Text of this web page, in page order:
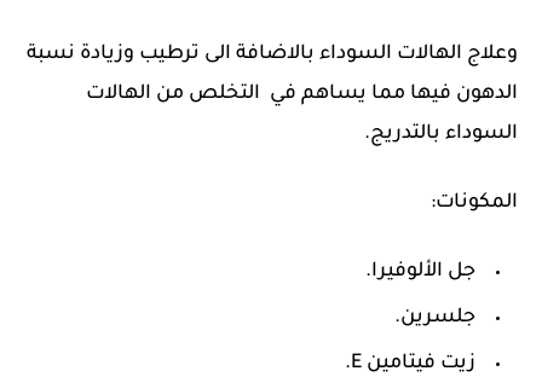
وعلاج الهالات السوداء بالاضافة الى ترطيب وزيادة نسبة
الدهون فيها مما يساهم في التخلص من الهالات
السوداء بالتدريج.
المكونات:
جل الألوفيرا.
جلسرين.
زيت فيتامين E.